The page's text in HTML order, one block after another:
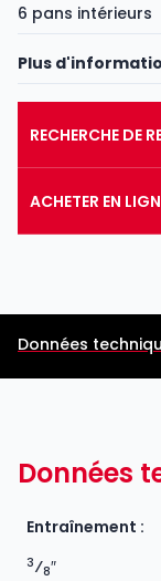
6 pans intérieurs
Plus
RECHERCHE DE
ACHETER EN
Données
Données
Entraînement :
3⁄8″